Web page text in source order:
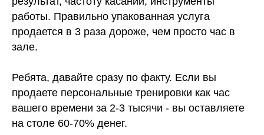
работы. Правильно упакованная услуга
продается в 3 раза дороже, чем просто час в
зале.
Ребята, давайте сразу по факту. Если вы
продаете персональные тренировки как час
вашего времени за 2-3 тысячи - вы оставляете
на столе 60-70% денег.